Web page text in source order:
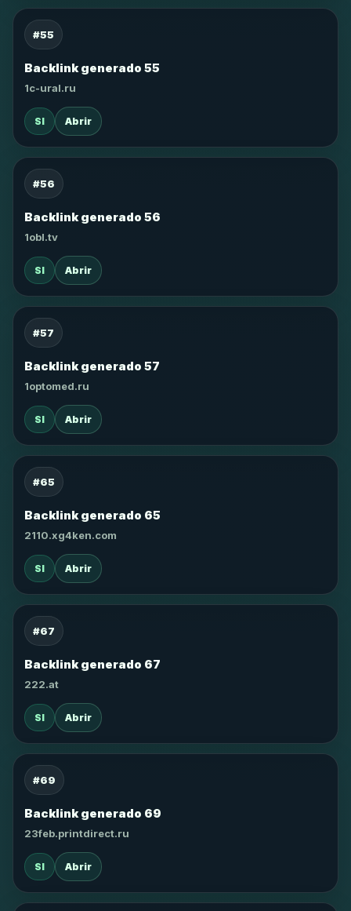
#55
Backlink generado 55
1c-ural.ru
SI Abrir
#56
Backlink generado 56
1obl.tv
SI Abrir
#57
Backlink generado 57
1optomed.ru
SI Abrir
#65
Backlink generado 65
2110.xg4ken.com
SI Abrir
#67
Backlink generado 67
222.at
SI Abrir
#69
Backlink generado 69
23feb.printdirect.ru
SI Abrir